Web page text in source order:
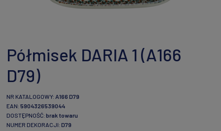
Półmisek DARIA 1 (A166
D79)
NR KATALOGOWY: A166 D79
EAN: 5904326539044
DOSTĘPNOŚĆ: brak towaru
NUMER DEKORACJI: D79